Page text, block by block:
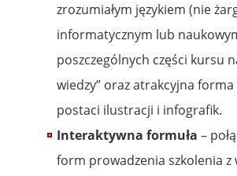
zrozumiałym językiem (nie
informatycznym lub
poszczególnych części kursu
wiedzy” oraz atrakcyjna
postaci ilustracji i infografik.
Interaktywna formuła –
form prowadzenia szkolenia z